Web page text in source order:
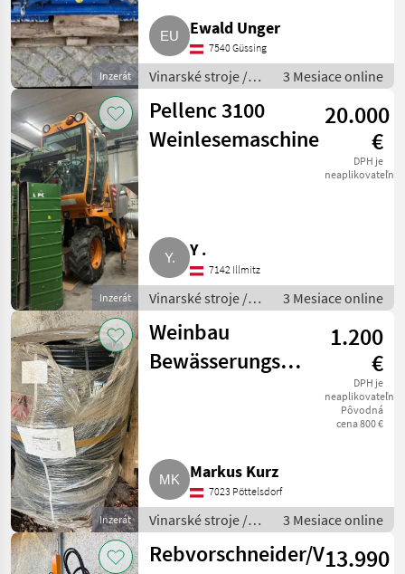
Inzerát
Ewald Unger
7540 Güssing
Vinarské stroje /
Ostatné stroje na
vinohradníctvo
3 Mesiace online
Inzerát
Pellenc 3100
Weinlesemaschine
20.000
€
DPH je
neaplikovateľné
Y .
7142 Illmitz
Vinarské stroje /
Ostatné stroje na
vinohradníctvo
3 Mesiace online
Inzerát
Weinbau
Bewässerungsschlauch,
1.200
€
DPH je
neaplikovateľné
Pôvodná
cena 800 €
Markus Kurz
7023 Pöttelsdorf
Vinarské stroje /
Ostatné stroje na
vinohradníctvo
3 Mesiace online
Rebvorschneider/ 13.990